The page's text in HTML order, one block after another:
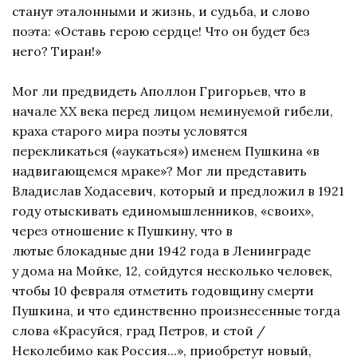
станут эталонными и жизнь, и судьба, и слово
поэта: «Оставь герою сердце! Что он будет без
него? Тиран!»
Мог ли предвидеть Аполлон Григорьев, что в
начале XX века перед лицом неминуемой гибели,
краха старого мира поэты условятся
перекликаться («аукаться») именем Пушкина «в
надвигающемся мраке»? Мог ли представить
Владислав Ходасевич, который и предложил в 1921
году отыскивать единомышленников, «своих»,
через отношение к Пушкину, что в
лютые блокадные дни 1942 года в Ленинграде
у дома на Мойке, 12, сойдутся несколько человек,
чтобы 10 февраля отметить годовщину смерти
Пушкина, и что единственно произнесенные тогда
слова «Красуйся, град Петров, и стой /
Неколебимо как Россия...», приобретут новый,